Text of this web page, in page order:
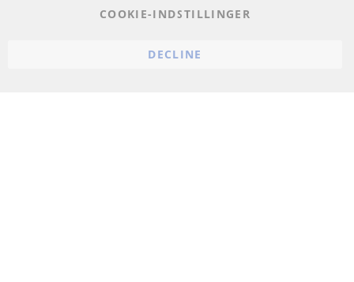
COOKIE-INDSTILLINGER
DECLINE